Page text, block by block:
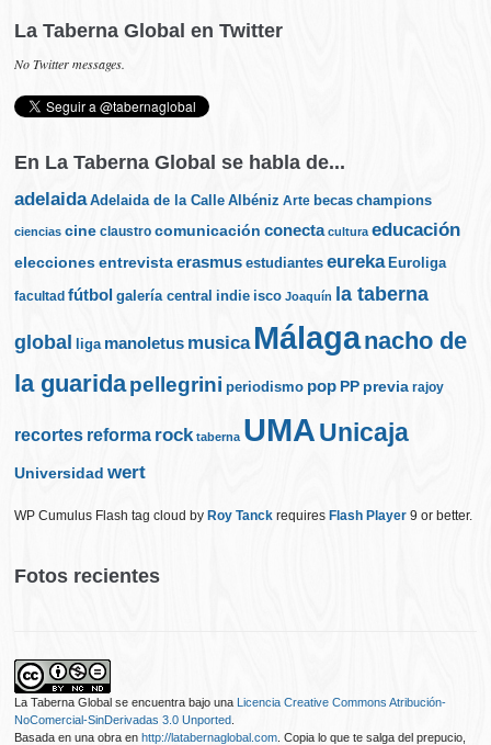
La Taberna Global en Twitter
No Twitter messages.
En La Taberna Global se habla de...
adelaida Adelaida de la Calle Albéniz Arte becas champions
ciencias cine claustro comunicación conecta cultura educación
elecciones entrevista erasmus estudiantes eureka Euroliga
facultad fútbol galería central indie isco Joaquín la taberna
global liga manoletus musica Málaganacho de
la guaridapellegrini periodismo pop PP previa rajoy
recortes reforma rock taberna UMA Unicaja
Universidad wert
WP Cumulus Flash tag cloud by Roy Tanck requires Flash Player 9 or better.
Fotos recientes
La Taberna Global se encuentra bajo unaLicencia Creative Commons Atribución-
NoComercial-SinDerivadas 3.0 Unported
Basada en una obra enhttp://latabernaglobal.com . Copia lo que te salga del prepucio,